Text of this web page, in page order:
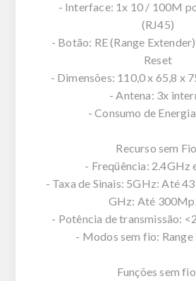
- Interface: 1x 10 / 100M
(RJ45)
- Botão: RE (Range
Reset
- Dimensões: 110,0 x 65,8 x
- Antena: 3x
- Consumo de
Recurso sem
- Freqüência: 2.4GHz
- Taxa de Sinais: 5GHz: Até
GHz: Até
- Potência de transmissão:
- Modos sem fio: Range
Funções sem